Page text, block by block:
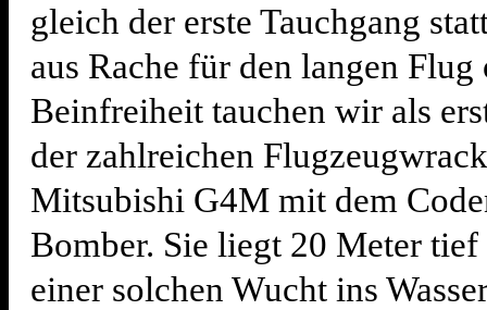
gleich der erste Tauchgang
aus Rache für den langen Flug
Beinfreiheit tauchen wir als
der zahlreichen
Mitsubishi G4M mit dem
Bomber. Sie liegt 20 Meter
einer solchen Wucht ins